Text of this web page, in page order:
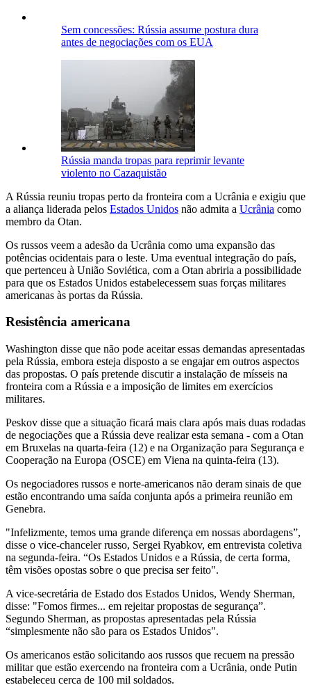
Sem concessões: Rússia assume postura dura
antes de negociações com os EUA
Rússia manda tropas para reprimir levante
violento no Cazaquistão
A Rússia reuniu tropas perto da fronteira com a Ucrânia e exigiu que
a aliança liderada pelos Estados Unidos não admita a Ucrânia como
membro da Otan.
Os russos veem a adesão da Ucrânia como uma expansão das
potências ocidentais para o leste. Uma eventual integração do país,
que pertenceu à União Soviética, com a Otan abriria a possibilidade
para que os Estados Unidos estabelecessem suas forças militares
americanas às portas da Rússia.
Resistência americana
Washington disse que não pode aceitar essas demandas apresentadas
pela Rússia, embora esteja disposto a se engajar em outros aspectos
das propostas. O país pretende discutir a instalação de mísseis na
fronteira com a Rússia e a imposição de limites em exercícios
militares.
Peskov disse que a situação ficará mais clara após mais duas rodadas
de negociações que a Rússia deve realizar esta semana - com a Otan
em Bruxelas na quarta-feira (12) e na Organização para Segurança e
Cooperação na Europa (OSCE) em Viena na quinta-feira (13).
Os negociadores russos e norte-americanos não deram sinais de que
estão encontrando uma saída conjunta após a primeira reunião em
Genebra.
"Infelizmente, temos uma grande diferença em nossas abordagens”,
disse o vice-chanceler russo, Sergei Ryabkov, em entrevista coletiva
na segunda-feira. “Os Estados Unidos e a Rússia, de certa forma,
têm visões opostas sobre o que precisa ser feito".
A vice-secretária de Estado dos Estados Unidos, Wendy Sherman,
disse: "Fomos firmes... em rejeitar propostas de segurança”.
Segundo Sherman, as propostas apresentadas pela Rússia
“simplesmente não são para os Estados Unidos".
Os americanos estão solicitando aos russos que recuem na pressão
militar que estão exercendo na fronteira com a Ucrânia, onde Putin
estabeleceu cerca de 100 mil soldados.